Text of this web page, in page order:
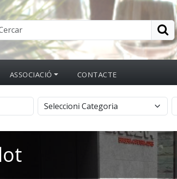
ASSOCIACIÓ CONTACTE